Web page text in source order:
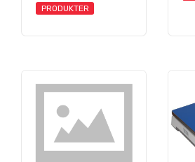
PRODUKTER